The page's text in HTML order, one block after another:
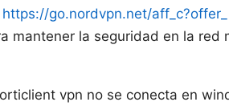
https://go.nordvpn.net/
mantener la seguridad en la red
vpn no se conecta en